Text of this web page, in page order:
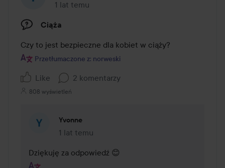
1 lat temu
Post został utworzony 1 lat temu
Ciąża
Czy to jest bezpieczne dla kobiet w ciąży?
Przetłumaczone z: norweski
Like 2 komentarzy
808 wyświetleń
Yvonne
1 lat temu
Komentarz został dodany 1 lat temu
Dziękuję za odpowiedź 😊